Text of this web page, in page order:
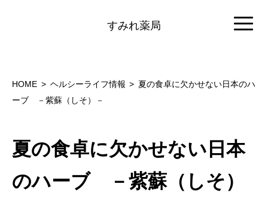
すみれ薬局
HOME ヘルシーライフ情報
夏の食卓に欠かせない日本のハ
ーブ －紫蘇（しそ）－
夏の食卓に欠かせない日本
のハーブ －紫蘇（しそ）